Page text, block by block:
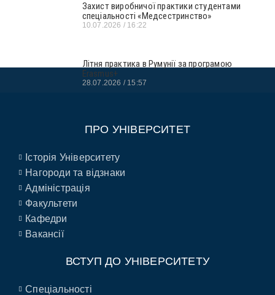
Захист виробничої практики студентами
спеціальності «Медсестринство»
10.07.2026 16:22
Літня практика в Румунії за програмою
Erasmus+
28.07.2026 15:57
ПРО УНІВЕРСИТЕТ
Історія Університету
Нагороди та відзнаки
Адміністрація
Факультети
Кафедри
Вакансії
ВСТУП ДО УНІВЕРСИТЕТУ
Спеціальності